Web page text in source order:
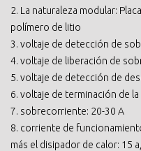
2. La naturaleza modular:
polímero de litio
3. voltaje de detección de
4. voltaje de liberación de
5. voltaje de detección de
6. voltaje de terminación de la
7. sobrecorriente: 20-30 A
8. corriente de
más el disipador de calor: 15